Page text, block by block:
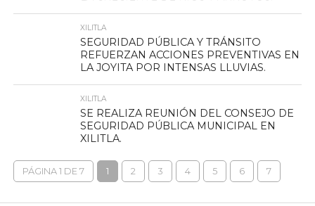
XILITLA
SEGURIDAD PÚBLICA Y TRÁNSITO
REFUERZAN ACCIONES PREVENTIVAS EN
LA JOYITA POR INTENSAS LLUVIAS.
XILITLA
SE REALIZA REUNIÓN DEL CONSEJO DE
SEGURIDAD PÚBLICA MUNICIPAL EN
XILITLA.
PÁGINA 1 DE 7 1 2 3 4 5 6 7